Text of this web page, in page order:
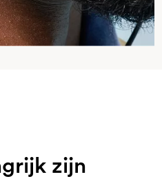
zijn